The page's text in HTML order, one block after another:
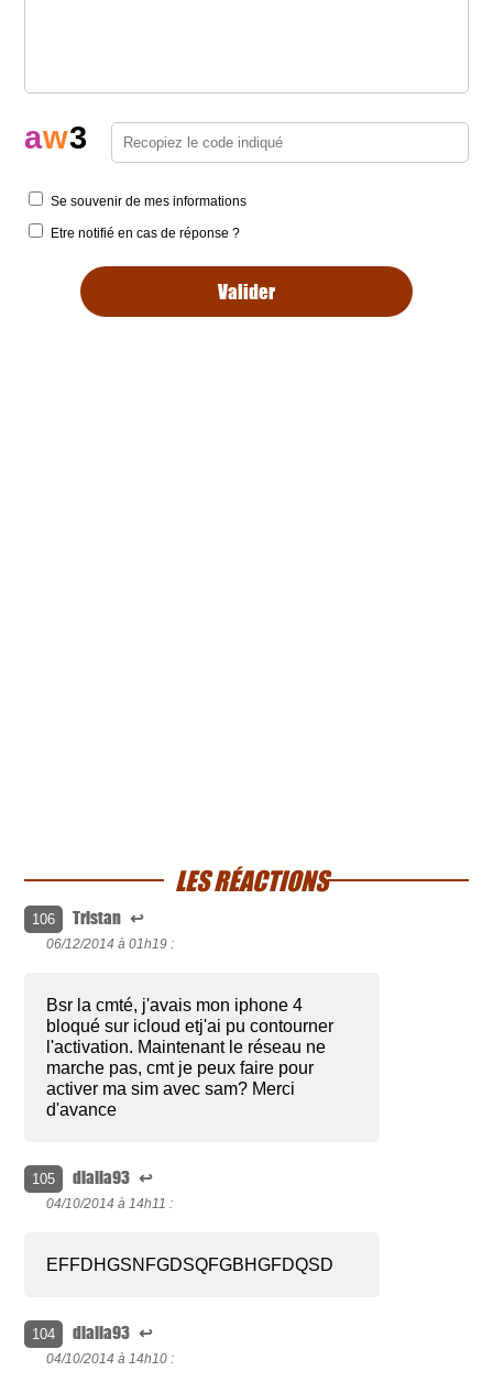
aw3
Se souvenir de mes informations
Etre notifié en cas de réponse ?
LES RÉACTIONS
106 Tristan ↩
06/12/2014 à 01h19 :
Bsr la cmté, j'avais mon iphone 4
bloqué sur icloud etj'ai pu contourner
l'activation. Maintenant le réseau ne
marche pas, cmt je peux faire pour
activer ma sim avec sam? Merci
d'avance
105 dialla93 ↩
04/10/2014 à 14h11 :
EFFDHGSNFGDSQFGBHGFDQSD
104 dialla93 ↩
04/10/2014 à 14h10 :